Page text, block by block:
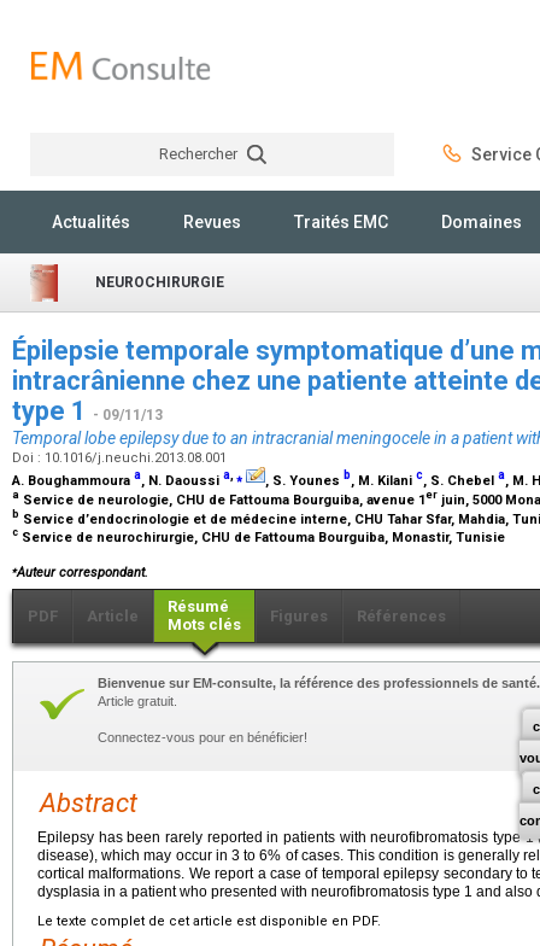
Rechercher Service
Actualités Revues Traités EMC Domaines
NEUROCHIRURGIE
Épilepsie temporale symptomatique d’une
intracrânienne chez une patiente atteinte
type 1
- 09/11/13
Temporal lobe epilepsy due to an intracranial meningocele in a patient
Doi : 10.1016/j.neuchi.2013.08.001
A. Boughammoura a, N. Daoussi a,⁎ , S. Younes b, M. Kilani c, S. Chebel a, M.
a Service de neurologie, CHU de Fattouma Bourguiba, avenue 1er juin, 5000
b Service d’endocrinologie et de médecine interne, CHU Tahar Sfar, Mahdia,
c Service de neurochirurgie, CHU de Fattouma Bourguiba, Monastir, Tunisie
⁎Auteur correspondant.
PDF Article
Résumé
Mots clés
Figures Références
Bienvenue sur EM-consulte, la référence des professionnels de santé.
Article gratuit.
Connectez-vous pour en bénéficier!
Abstract
Epilepsy has been rarely reported in patients with neurofibromatosis type
disease), which may occur in 3 to 6% of cases. This condition is generally
cortical malformations. We report a case of temporal epilepsy secondary to
dysplasia in a patient who presented with neurofibromatosis type 1 and also
Le texte complet de cet article est disponible en PDF.